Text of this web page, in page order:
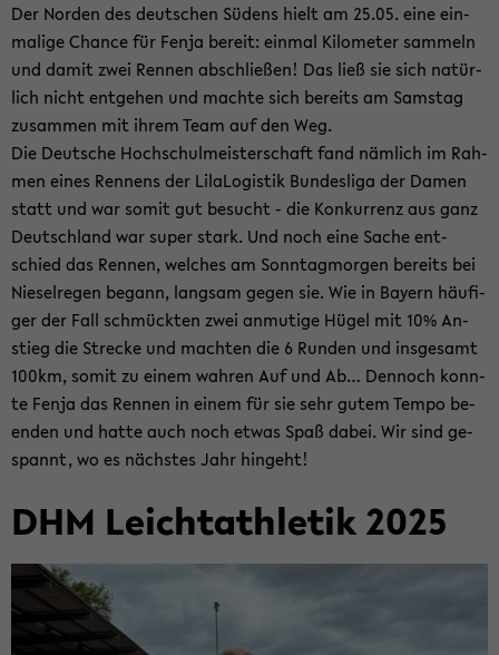
Der Nor­den des deut­schen Sü­dens hielt am 25.05. eine ein­
ma­li­ge Chan­ce für Fenja be­reit: ein­mal Ki­lo­me­ter sam­meln
und damit zwei Ren­nen ab­schlie­ßen! Das ließ sie sich na­tür­
lich nicht ent­ge­hen und mach­te sich be­reits am Sams­tag
zu­sam­men mit ihrem Team auf den Weg.
Die Deut­sche Hoch­schul­meis­ter­schaft fand näm­lich im Rah­
men eines Ren­nens der Li­la­Lo­gis­tik Bun­des­li­ga der Damen
statt und war somit gut be­sucht - die Kon­kur­renz aus ganz
Deutsch­land war super stark. Und noch eine Sache ent­
schied das Ren­nen, wel­ches am Sonn­tag­mor­gen be­reits bei
Nie­sel­re­gen be­gann, lang­sam gegen sie. Wie in Bay­ern häu­fi­
ger der Fall schmück­ten zwei an­mu­ti­ge Hügel mit 10% An­
stieg die Stre­cke und mach­ten die 6 Run­den und ins­ge­samt
100km, somit zu einem wah­ren Auf und Ab… Den­noch konn­
te Fenja das Ren­nen in einem für sie sehr gutem Tempo be­
en­den und hatte auch noch etwas Spaß dabei. Wir sind ge­
spannt, wo es nächs­tes Jahr hin­geht!
DHM Leicht­ath­le­tik 2025